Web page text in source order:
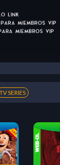
TV SERIES